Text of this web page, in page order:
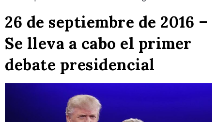
26 de septiembre de 2016 –
Se lleva a cabo el primer
debate presidencial